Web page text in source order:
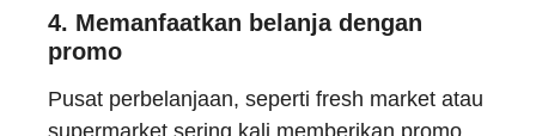
4. Memanfaatkan belanja dengan
promo
Pusat perbelanjaan, seperti fresh market atau